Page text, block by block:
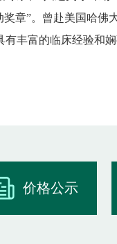
奖章”。曾赴美国哈
有丰富的临床经验和
价格公示